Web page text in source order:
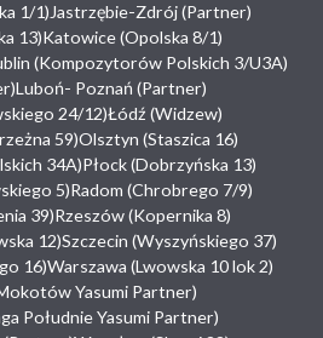
1/1) Jastrzębie-Zdrój (Partner)
13)Katowice (Opolska 8/1)
(Kompozytorów Polskich 3/U3A)
Luboń- Poznań (Partner)
24/12)Łódź (Widzew)
59)Olsztyn (Staszica 16)
34A)Płock (Dobrzyńska 13)
5)Radom (Chrobrego 7/9)
39)Rzeszów (Kopernika 8)
12)Szczecin (Wyszyńskiego 37)
16)Warszawa (Lwowska 10 lok 2)
Yasumi Partner)
Południe Yasumi Partner)